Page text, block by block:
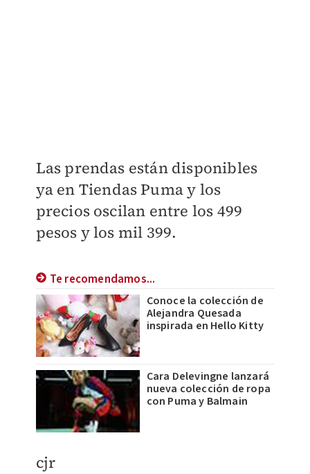
Las prendas están disponibles
ya en Tiendas Puma y los
precios oscilan entre los 499
pesos y los mil 399.
Te recomendamos...
Conoce la colección de
Alejandra Quesada
inspirada en Hello Kitty
Cara Delevingne lanzará
nueva colección de ropa
con Puma y Balmain
cjr